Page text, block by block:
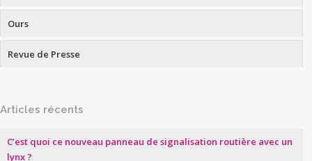
Ours
Revue de Presse
Articles récents
C’est quoi ce nouveau panneau de signalisation routière avec un
lynx ?